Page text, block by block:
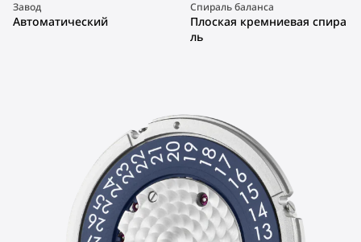
Завод
Автоматический
Спираль баланса
Плоская кремниевая спира
ль